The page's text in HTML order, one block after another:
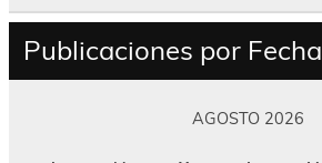
Publicaciones por Fecha
AGOSTO 2026